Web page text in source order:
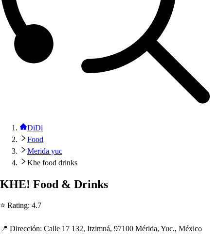
DiDi
Food
Merida yuc
Khe food drinks
KHE! Food & Drinks
⭐ Rating: 4.7
📍 Dirección: Calle 17 132, Itzimná, 97100 Mérida, Yuc., México